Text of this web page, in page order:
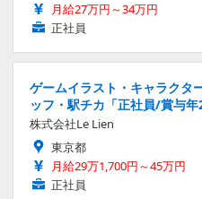
月給27万円～34万円
正社員
ゲームイラスト・キャラクタ
ッフ・駅チカ「正社員/賞与年
株式会社Le Lien
東京都
月給29万1,700円～45万円
正社員